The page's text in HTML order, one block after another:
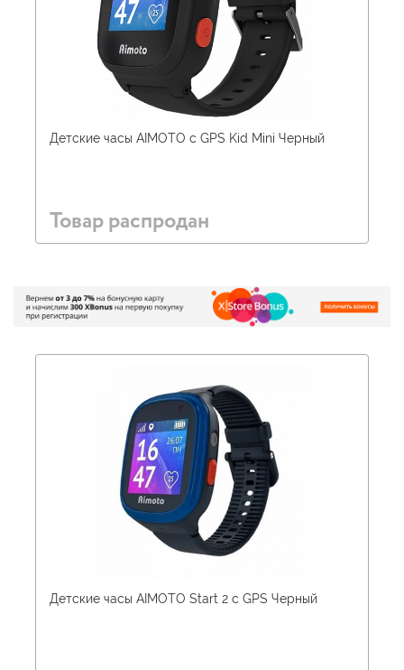
Детские часы AIMOTO c GPS Kid Mini Черный
Товар распродан
Детские часы AIMOTO Start 2 c GPS Черный